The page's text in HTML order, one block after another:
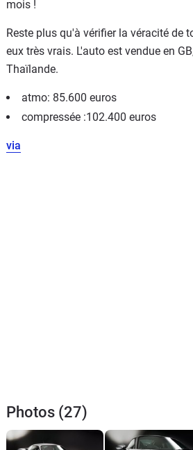
mois !
Reste plus qu'à vérifier la véracité de
eux très vrais. L'auto est vendue en
Thaïlande.
atmo: 85.600 euros
compressée :102.400 euros
via
Photos (27)